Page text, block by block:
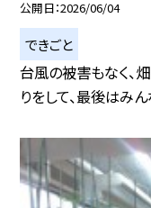
公開日 2026/06/04
できごと
台風の被害もなく、
りをして、最後はみ